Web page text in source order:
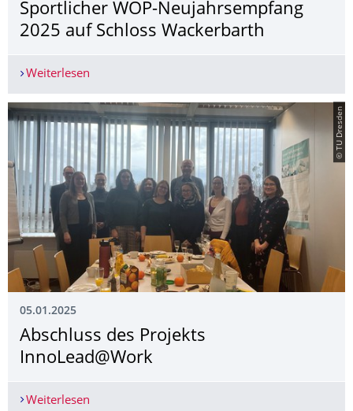
Sportlicher WOP-Neujahrsempfang
2025 auf Schloss Wackerbarth
Weiterlesen
© TU Dresden
05.01.2025
Abschluss des Projekts
InnoLead@Work
Weiterlesen